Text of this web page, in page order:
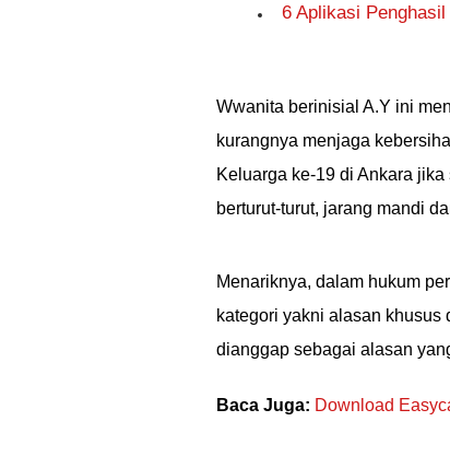
6 Aplikasi
Wwanita berinisial A.Y ini
kurangnya menjaga
Keluarga ke-19 di Ankara
berturut-turut, jarang mandi
Menariknya, dalam hukum
kategori yakni alasan khusus
dianggap sebagai alasan
Baca Juga: Download